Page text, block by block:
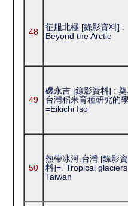
48
征服北極 [錄影資料] :
Beyond the Arctic
49
磯永吉 [錄影資料] :
台灣稻米育種研究的
=Eikichi Iso
50
熱帶冰河.台灣 [錄影資
料]=. Tropical
Taiwan